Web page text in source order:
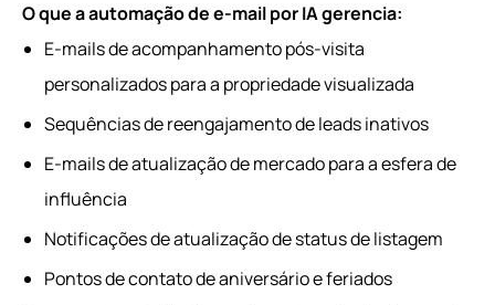
O que a automação de e-mail por IA gerencia:
E-mails de acompanhamento pós-visita
personalizados para a propriedade visualizada
Sequências de reengajamento de leads inativos
E-mails de atualização de mercado para a esfera de
influência
Notificações de atualização de status de listagem
Pontos de contato de aniversário e feriados